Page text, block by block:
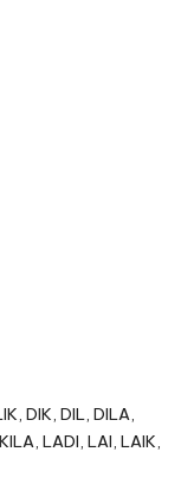
DIK, DIL, DILA,
LADI, LAI, LAIK,